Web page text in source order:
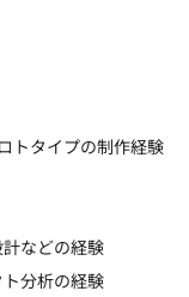
トタイプの制作経験
などの経験
分析の経験